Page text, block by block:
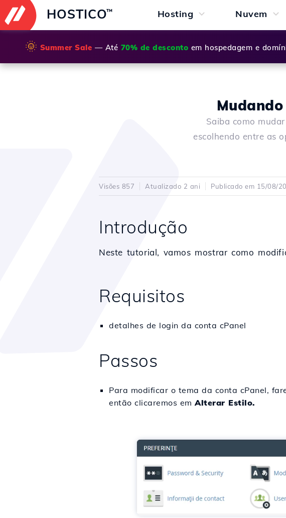
HOSTICO™ Hosting Nuvem
🌞 Summer Sale — Até 70% de desconto em hospedagem e
Saiba como
escolhendo entre as
Visões 857 Atualizado 2 ani Publicado em 15/08/
Introdução
Neste tutorial, vamos mostrar como
Requisitos
detalhes de login da conta cPanel
Passos
Para modificar o tema da conta cPanel,
então clicaremos emAlterar Estilo.